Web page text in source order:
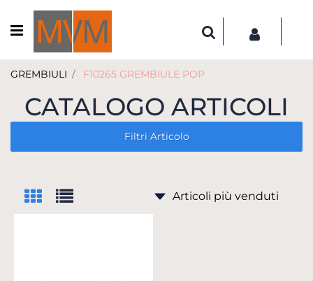
Open menu
GREMBIULI F10265 GREMBIULE POP
CATALOGO ARTICOLI
Filtri Articolo